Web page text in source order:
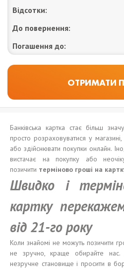
Відсотки:
До повернення:
Погашення до:
Банківська картка стає більш
просто розраховуватися у
або здійснювати покупки онлайн.
вистачає на покупку або
позичити терміново гроші на картк
Швидко і
картку пере
від 21-го року
Коли знайомі не можуть позичити
не зручно, краще обирайте
незручне становище і просити в